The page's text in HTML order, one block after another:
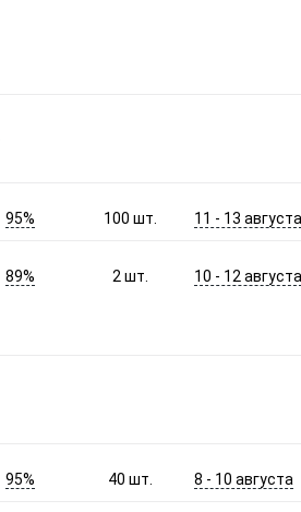
95% 100шт. 11 - 13
89% 2шт. 10 - 12
95% 40шт. 8 - 10 августа